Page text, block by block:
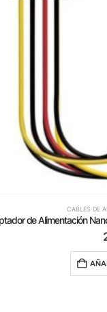
CABLES DE ALIMENTACIÓN Y DATOS
AÑADIR AL CARRITO